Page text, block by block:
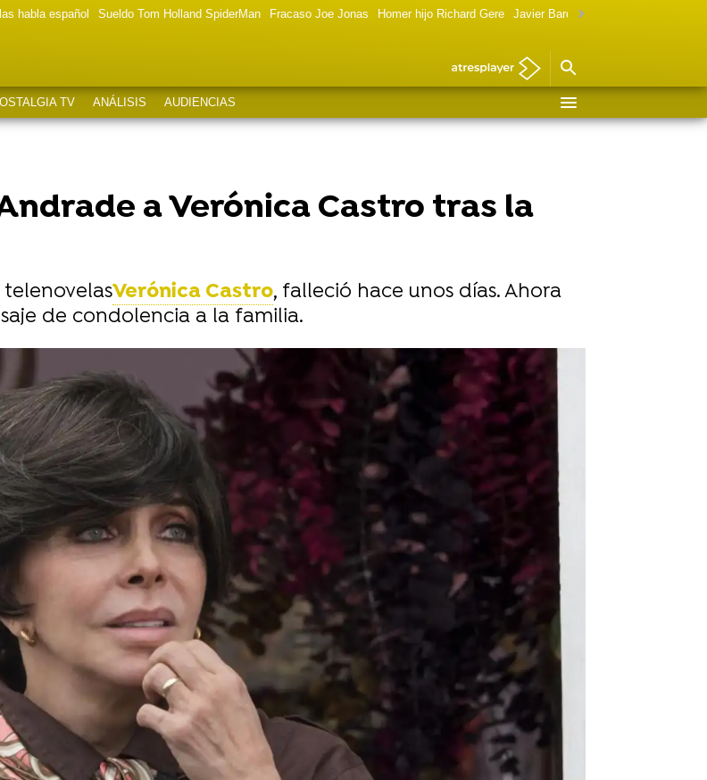
habla español Sueldo Tom Holland SpiderMan Fracaso Joe Jonas Homer hijo Richard Gere Javier Bardem política
TV ANÁLISIS AUDIENCIAS
a Verónica Castro tras la
Verónica Castro, falleció hace unos días. Ahora
de condolencia a la familia.